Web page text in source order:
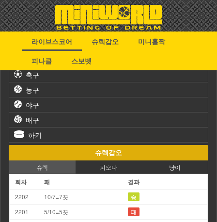
라이브스코어 슈렉갑오
미니홀짝
피나클
스보벳
축구
농구
야구
배구
하키
슈렉갑오
슈렉 피오나 냥이
회차 패 결과
2202 10/7=7끗
승
2201
5/10=5끗
패